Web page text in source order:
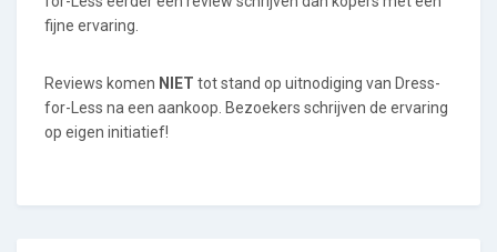
fijne ervaring.
Reviews komen NIET tot stand op uitnodiging van Dress-
for-Less na een aankoop. Bezoekers schrijven de ervaring
op eigen initiatief!